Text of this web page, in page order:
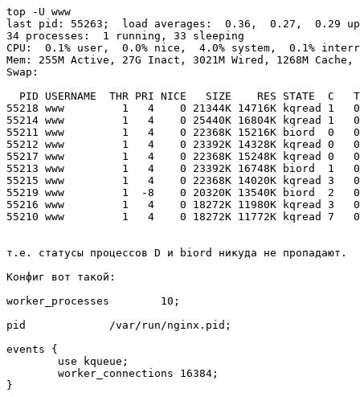
top -U www
last pid: 55263;  load averages:  0.36,  0.27,  0.29 up
34 processes:  1 running, 33 sleeping
CPU:  0.1% user,  0.0% nice,  4.0% system,  0.1%
Mem: 255M Active, 27G Inact, 3021M Wired, 1268M Cache,
Swap:
PID USERNAME  THR PRI NICE   SIZE    RES STATE  C
55218 www         1   4    0 21344K 14716K kqread 1
55214 www         1   4    0 25440K 16804K kqread 1
55211 www         1   4    0 22368K 15216K biord  0
55212 www         1   4    0 23392K 14328K kqread 0
55217 www         1   4    0 22368K 15248K kqread 0
55213 www         1   4    0 23392K 16748K biord  1
55215 www         1   4    0 22368K 14020K kqread 3
55219 www         1  -8    0 20320K 13540K biord  2
55216 www         1   4    0 18272K 11980K kqread 3
55210 www         1   4    0 18272K 11772K kqread 7
т.е. статусы процессов D и biord никуда не пропадают.
Конфиг вот такой:
worker_processes        10;
pid             /var/run/nginx.pid;
events {
        use kqueue;
        worker_connections 16384;
}